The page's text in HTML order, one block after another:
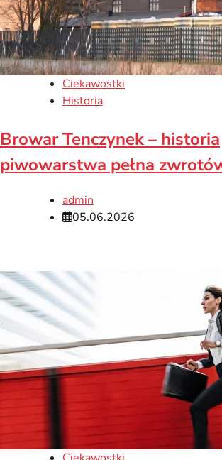
Ciekawostki
Historia
Browar Tenczynek – historia
piwowarstwa pełna
admin
05.06.2026